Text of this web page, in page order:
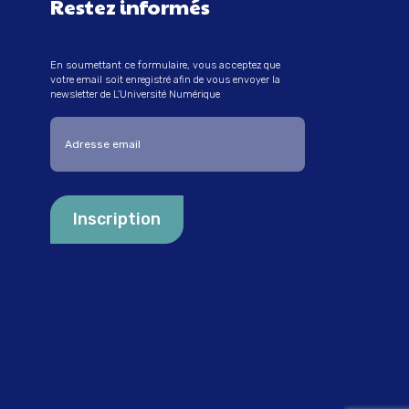
Restez informés
En soumettant ce formulaire, vous acceptez que
votre email soit enregistré afin de vous envoyer la
newsletter de L'Université Numérique
Entrez votre adresse email